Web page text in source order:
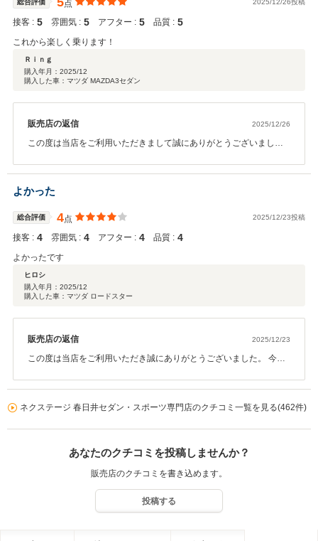
総合評価 点 2025/12/26投稿
接客 : 5 雰囲気 : 5 アフター : 5 品質 : 5
これから楽しく乗ります！
Ｒｉｎｇ
購入年月： 2025/12
購入した車：マツダ MAZDA3セダン
販売店の返信 2025/12/26
この度は当店をご利用いただきまして誠にありがとうございまし
よかった
総合評価 4点 2025/12/23投稿
接客 : 4 雰囲気 : 4 アフター : 4 品質 : 4
よかったです
ヒロシ
購入年月： 2025/12
購入した車：マツダ ロードスター
販売店の返信 2025/12/23
この度は当店をご利用いただき誠にありがとうございました。 今後
ネクステージ 春日井セダン・スポーツ専門店のクチコミ一覧を見る(462件)
あなたのクチコミを投稿しませんか？
販売店のクチコミを書き込めます。
投稿する